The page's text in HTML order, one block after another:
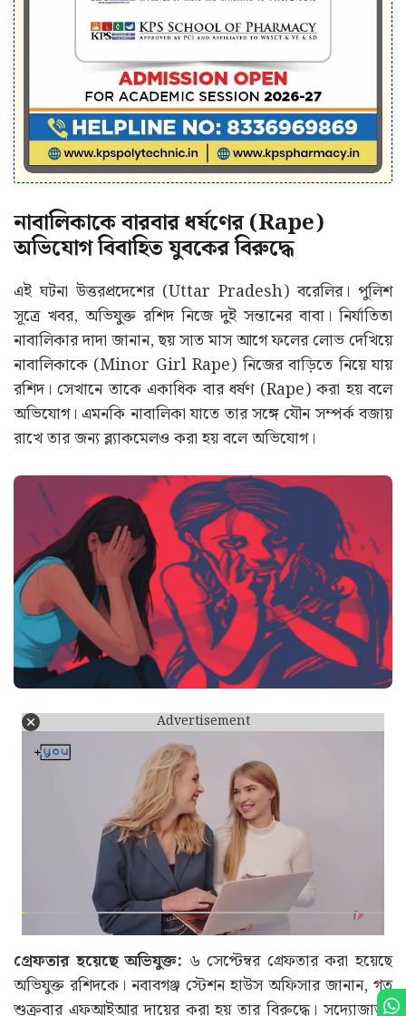
নাবালিকাকে বারবার ধর্ষণের (Rape)
অভিযোগ বিবাহিত যুবকের বিরুদ্ধে
এই ঘটনা উত্তরপ্রদেশের (Uttar Pradesh) বরেলির। পুলিশ
সূত্রে খবর, অভিযুক্ত রশিদ নিজে দুই সন্তানের বাবা। নির্যাতিতা
নাবালিকার দাদা জানান, ছয় সাত মাস আগে ফলের লোভ দেখিয়ে
নাবালিকাকে (Minor Girl Rape) নিজের বাড়িতে নিয়ে যায়
রশিদ। সেখানে তাকে একাধিক বার ধর্ষণ (Rape) করা হয় বলে
অভিযোগ। এমনকি নাবালিকা যাতে তার সঙ্গে যৌন সম্পর্ক বজায়
রাখে তার জন্য ব্ল্যাকমেলও করা হয় বলে অভিযোগ।
Advertisement
গ্রেফতার হয়েছে অভিযুক্ত: ৬ সেপ্টেম্বর গ্রেফতার করা হয়েছে
অভিযুক্ত রশিদকে। নবাবগঞ্জ স্টেশন হাউস অফিসার জানান, গত
শুক্রবার এফআইআর দায়ের করা হয় তার বিরুদ্ধে। সদ্যোজাতর